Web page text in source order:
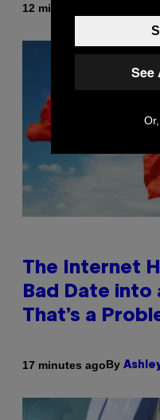
12 minutes ago
The Internet
Bad Date into
That’s a
17 minutes agoBy
See